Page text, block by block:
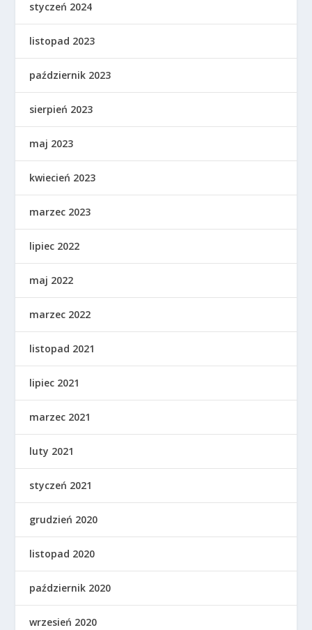
styczeń 2024
listopad 2023
październik 2023
sierpień 2023
maj 2023
kwiecień 2023
marzec 2023
lipiec 2022
maj 2022
marzec 2022
listopad 2021
lipiec 2021
marzec 2021
luty 2021
styczeń 2021
grudzień 2020
listopad 2020
październik 2020
wrzesień 2020